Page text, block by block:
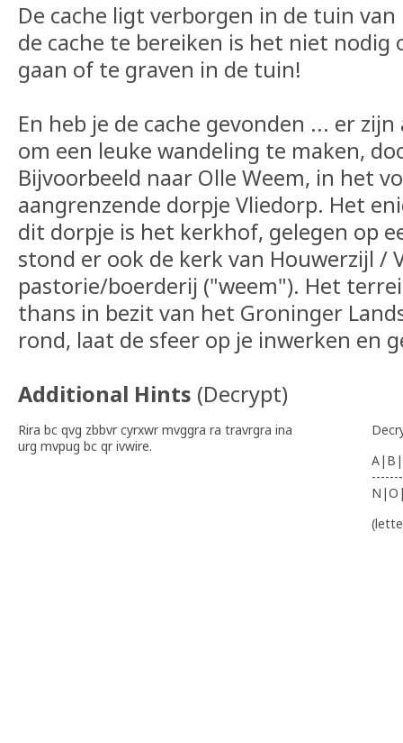
De cache ligt verborgen in de tuin
de cache te bereiken is het niet nodig
gaan of te graven in de tuin!
En heb je de cache gevonden ... er
om een leuke wandeling te maken,
Bijvoorbeeld naar Olle Weem, in het
aangrenzende dorpje Vliedorp. Het
dit dorpje is het kerkhof, gelegen op
stond er ook de kerk van Houwerzijl /
pastorie/boerderij ("weem"). Het
thans in bezit van het Groninger
rond, laat de sfeer op je inwerken en
Additional Hints (Decrypt)
Rira bc qvg zbbvr cyrxwr mvggra ra travrgra ina
urg mvpug bc qr ivwire.